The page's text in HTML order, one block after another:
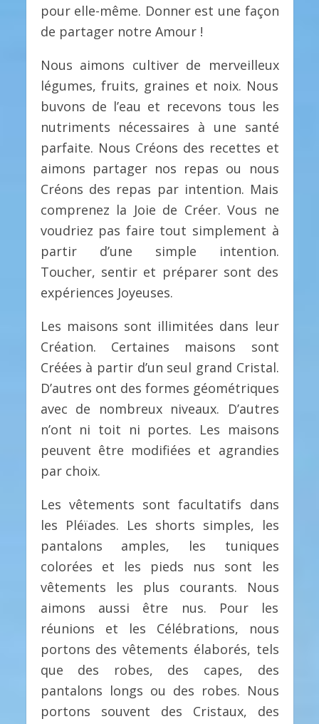
pour elle-même. Donner est une façon
de partager notre Amour !
Nous aimons cultiver de merveilleux
légumes, fruits, graines et noix. Nous
buvons de l’eau et recevons tous les
nutriments nécessaires à une santé
parfaite. Nous Créons des recettes et
aimons partager nos repas ou nous
Créons des repas par intention. Mais
comprenez la Joie de Créer. Vous ne
voudriez pas faire tout simplement à
partir d’une simple intention.
Toucher, sentir et préparer sont des
expériences Joyeuses.
Les maisons sont illimitées dans leur
Création. Certaines maisons sont
Créées à partir d’un seul grand Cristal.
D’autres ont des formes géométriques
avec de nombreux niveaux. D’autres
n’ont ni toit ni portes. Les maisons
peuvent être modifiées et agrandies
par choix.
Les vêtements sont facultatifs dans
les Pléïades. Les shorts simples, les
pantalons amples, les tuniques
colorées et les pieds nus sont les
vêtements les plus courants. Nous
aimons aussi être nus. Pour les
réunions et les Célébrations, nous
portons des vêtements élaborés, tels
que des robes, des capes, des
pantalons longs ou des robes. Nous
portons souvent des Cristaux, des